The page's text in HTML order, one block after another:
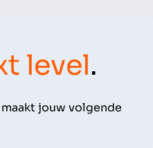
level.
jouw volgende